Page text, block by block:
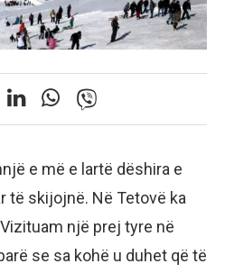
e më e lartë dëshira e
të skijojnë. Në Tetovë ka
një prej tyre në
se sa kohë u duhet që të